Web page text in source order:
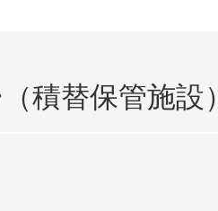
積替保管施設）